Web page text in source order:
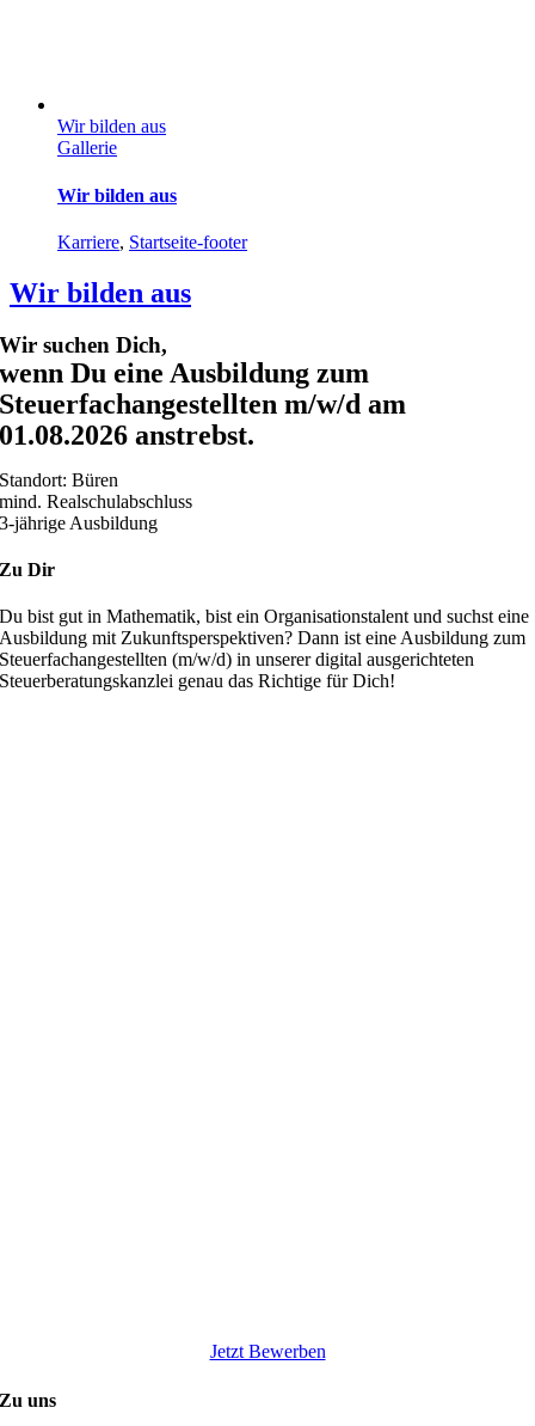
Wir bilden aus
Gallerie
Wir bilden aus
Karriere, Startseite-footer
Wir bilden aus
Wir suchen Dich,
wenn Du eine Ausbildung zum
Steuerfachangestellten m/w/d am
01.08.2026 anstrebst.
Standort: Büren
mind. Realschulabschluss
3-jährige Ausbildung
Zu Dir
Du bist gut in Mathematik, bist ein Organisationstalent und suchst eine
Ausbildung mit Zukunftsperspektiven? Dann ist eine Ausbildung zum
Steuerfachangestellten (m/w/d) in unserer digital ausgerichteten
Steuerberatungskanzlei genau das Richtige für Dich!
Jetzt Bewerben
Zu uns